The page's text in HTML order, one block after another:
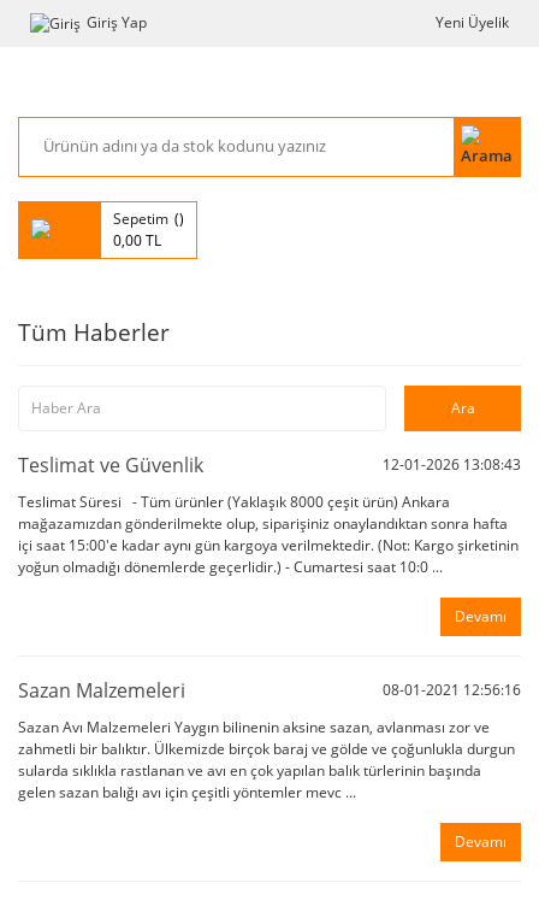
Giriş Yap Yeni Üyelik
Sepetim
0,00 TL
Tüm Haberler
Teslimat ve Güvenlik
12-01-2026 13:08:43
Teslimat Süresi - Tüm ürünler (Yaklaşık 8000 çeşit ürün) Ankara
mağazamızdan gönderilmekte olup, siparişiniz onaylandıktan sonra hafta
içi saat 15:00'e kadar aynı gün kargoya verilmektedir. (Not: Kargo şirketinin
yoğun olmadığı dönemlerde geçerlidir.) - Cumartesi saat 10:0 ...
Devamı
Sazan Malzemeleri
08-01-2021 12:56:16
Sazan Avı Malzemeleri Yaygın bilinenin aksine sazan, avlanması zor ve
zahmetli bir balıktır. Ülkemizde birçok baraj ve gölde ve çoğunlukla durgun
sularda sıklıkla rastlanan ve avı en çok yapılan balık türlerinin başında
gelen sazan balığı avı için çeşitli yöntemler mevc ...
Devamı